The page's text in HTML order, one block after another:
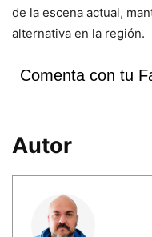
de la escena actual,
alternativa en la región.
Comenta con tu
Autor